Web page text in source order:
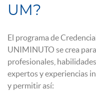
UM?
El programa de
UNIMINUTO se crea
profesionales,
expertos y experiencias
y permitir así: